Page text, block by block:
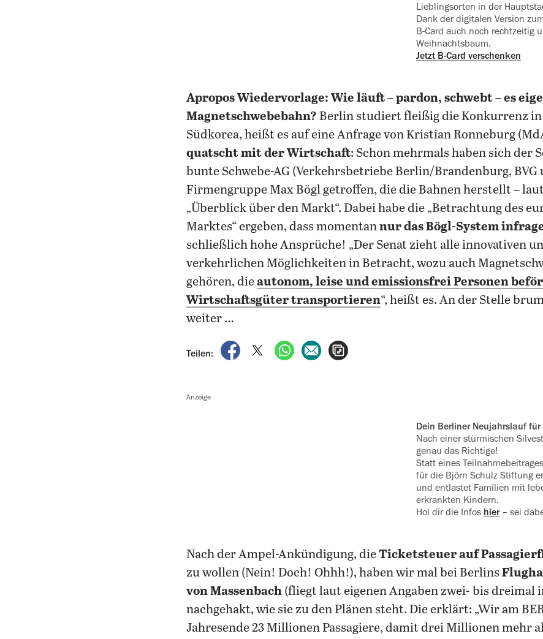
Lieblingsorten in der
Dank der digitalen Version
B‍-‍Card auch noch rechtzeitig
Weihnachtsbaum.
Jetzt B-Card verschenken
Apropos Wiedervorlage: Wie läuft – pardon, schwebt – es
Magnetschwebebahn? Berlin studiert fleißig die Konkurrenz in
Südkorea, heißt es auf eine Anfrage von Kristian Ronneburg
quatscht mit der Wirtschaft: Schon mehrmals haben sich der
bunte Schwebe-AG (Verkehrsbetriebe Berlin/Brandenburg, BVG
Firmengruppe Max Bögl getroffen, die die Bahnen herstellt –
„Überblick über den Markt“. Dabei habe die „Betrachtung des
Marktes“ ergeben, dass momentannur das Bögl-System
schließlich hohe Ansprüche! „Der Senat zieht alle innovativen
verkehrlichen Möglichkeiten in Betracht, wozu auch
gehören, dieautonom, leise und emissionsfrei Personen
Wirtschaftsgüter transportieren“, heißt es. An der Stelle
weiter …
Teilen:
auf Facebook teilen
auf X teilenper WhatsApp teilen
per E-Mail teilen
Anzeige
Dein Berliner Neujahrslauf
Nach einer stürmischen
genau das Richtige!
Statt eines
für die Björn Schulz Stiftung
und entlastet Familien mit
erkrankten ‍Kindern.
Hol dir die Infos hier – sei
Nach der Ampel-Ankündigung, dieTicketsteuer auf
zu wollen (Nein! Doch! Ohhh!), haben wir mal bei Berlins
von Massenbach (fliegt laut eigenen Angaben zwei- bis dreimal
nachgehakt, wie sie zu den Plänen steht. Die erklärt: „Wir am
Jahresende 23 Millionen Passagiere, damit drei Millionen mehr